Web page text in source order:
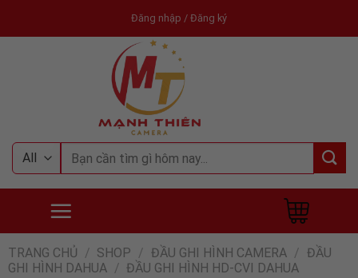
Đăng nhập / Đăng ký
Tìm
kiếm:
TRANG CHỦ / SHOP / ĐẦU GHI HÌNH CAMERA / ĐẦU
GHI HÌNH DAHUA / ĐẦU GHI HÌNH HD-CVI DAHUA